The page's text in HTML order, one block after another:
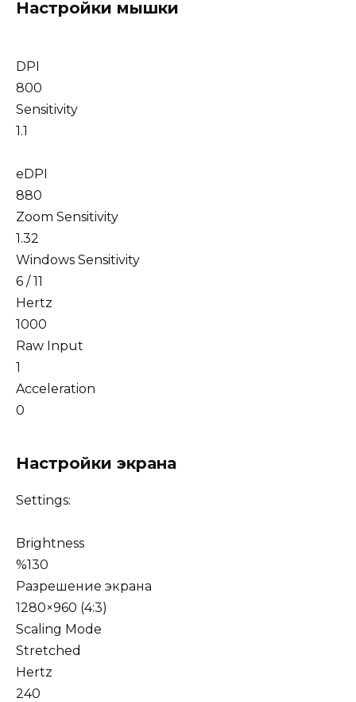
Настройки мышки
DPI
800
Sensitivity
1.1
eDPI
880
Zoom Sensitivity
1.32
Windows Sensitivity
6 / 11
Hertz
1000
Raw Input
1
Acceleration
0
Настройки экрана
Settings:
Brightness
%130
Разрешение экрана
1280×960 (4:3)
Scaling Mode
Stretched
Hertz
240